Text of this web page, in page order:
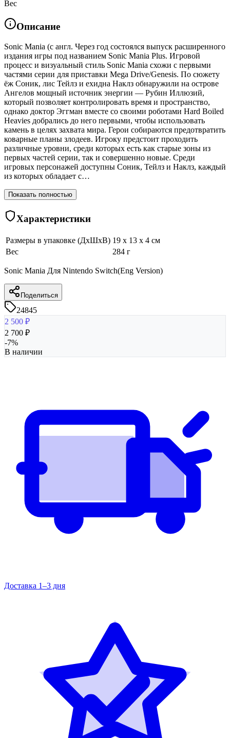
Вес
Описание
Sonic Mania (с англ. Через год состоялся выпуск расширенного
издания игры под названием Sonic Mania Plus. Игровой
процесс и визуальный стиль Sonic Mania схожи с первыми
частями серии для приставки Mega Drive/Genesis. По сюжету
ёж Соник, лис Тейлз и ехидна Наклз обнаружили на острове
Ангелов мощный источник энергии — Рубин Иллюзий,
который позволяет контролировать время и пространство,
однако доктор Эггман вместе со своими роботами Hard Boiled
Heavies добрались до него первыми, чтобы использовать
камень в целях захвата мира. Герои собираются предотвратить
коварные планы злодеев. Игроку предстоит проходить
различные уровни, среди которых есть как старые зоны из
первых частей серии, так и совершенно новые. Среди
игровых персонажей доступны Соник, Тейлз и Наклз, каждый
из которых обладает с…
Показать полностью
Характеристики
Размеры в упаковке (ДхШхВ) 19 x 13 x 4 см
Вес
284 г
Sonic Mania Для Nintendo Switch(Eng Version)
Поделиться
24845
2 500 ₽
2 700 ₽
-7%
В наличии
Доставка 1–3 дня